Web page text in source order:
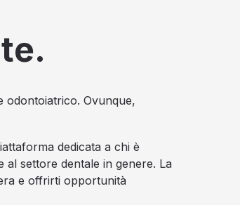
odontoiatrico. Ovunque,
dedicata a chi è
al settore dentale in genere. La
e offrirti opportunità